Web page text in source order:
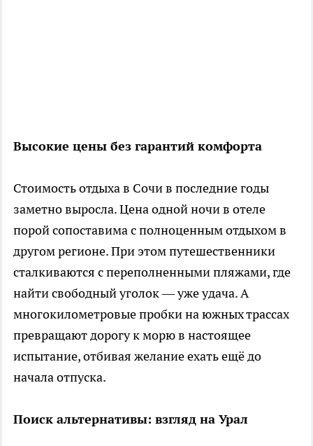
Высокие цены без гарантий комфорта
Стоимость отдыха в Сочи в последние годы
заметно выросла. Цена одной ночи в отеле
порой сопоставима с полноценным отдыхом в
другом регионе. При этом путешественники
сталкиваются с переполненными пляжами, где
найти свободный уголок — уже удача. А
многокилометровые пробки на южных трассах
превращают дорогу к морю в настоящее
испытание, отбивая желание ехать ещё до
начала отпуска.
Поиск альтернативы: взгляд на Урал